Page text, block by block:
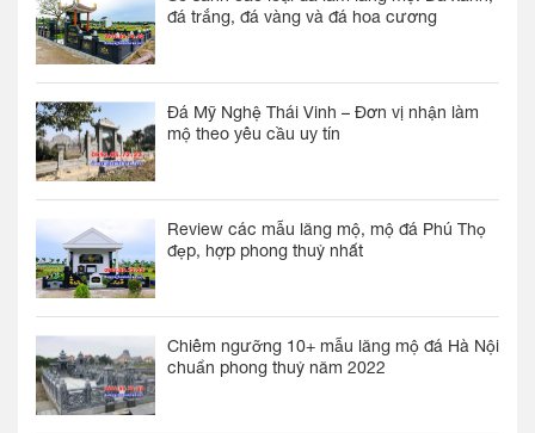
đá trắng, đá vàng và đá hoa cương
Đá Mỹ Nghệ Thái Vinh – Đơn vị nhận làm
mộ theo yêu cầu uy tín
Review các mẫu lăng mộ, mộ đá Phú Thọ
đẹp, hợp phong thuỷ nhất
Chiêm ngưỡng 10+ mẫu lăng mộ đá Hà Nội
chuẩn phong thuỷ năm 2022